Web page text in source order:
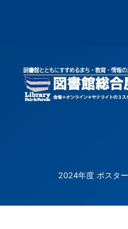
ー
ザ
2024年度 ポスタ